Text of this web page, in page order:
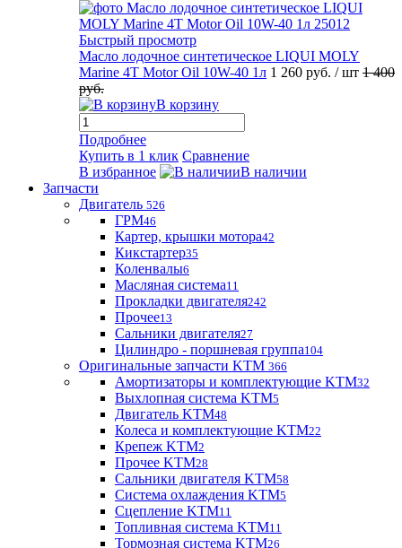
Быстрый просмотр
Масло лодочное синтетическое LIQUI MOLY
Marine 4T Motor Oil 10W-40 1л 1 260 руб. / шт 1 400
руб.
В корзину
Подробнее
Купить в 1 клик Сравнение
В избранное
В наличии
Запчасти
Двигатель 526
ГРМ46
Картер, крышки мотора42
Кикстартер35
Коленвалы6
Масляная система11
Прокладки двигателя242
Прочее13
Сальники двигателя27
Цилиндро - поршневая группа104
Оригинальные запчасти KTM 366
Амортизаторы и комплектующие KTM32
Выхлопная система KTM5
Двигатель KTM48
Колеса и комплектующие KTM22
Крепеж KTM2
Прочее KTM28
Сальники двигателя KTM58
Система охлаждения KTM5
Сцепление KTM11
Топливная система KTM11
Тормозная система KTM26